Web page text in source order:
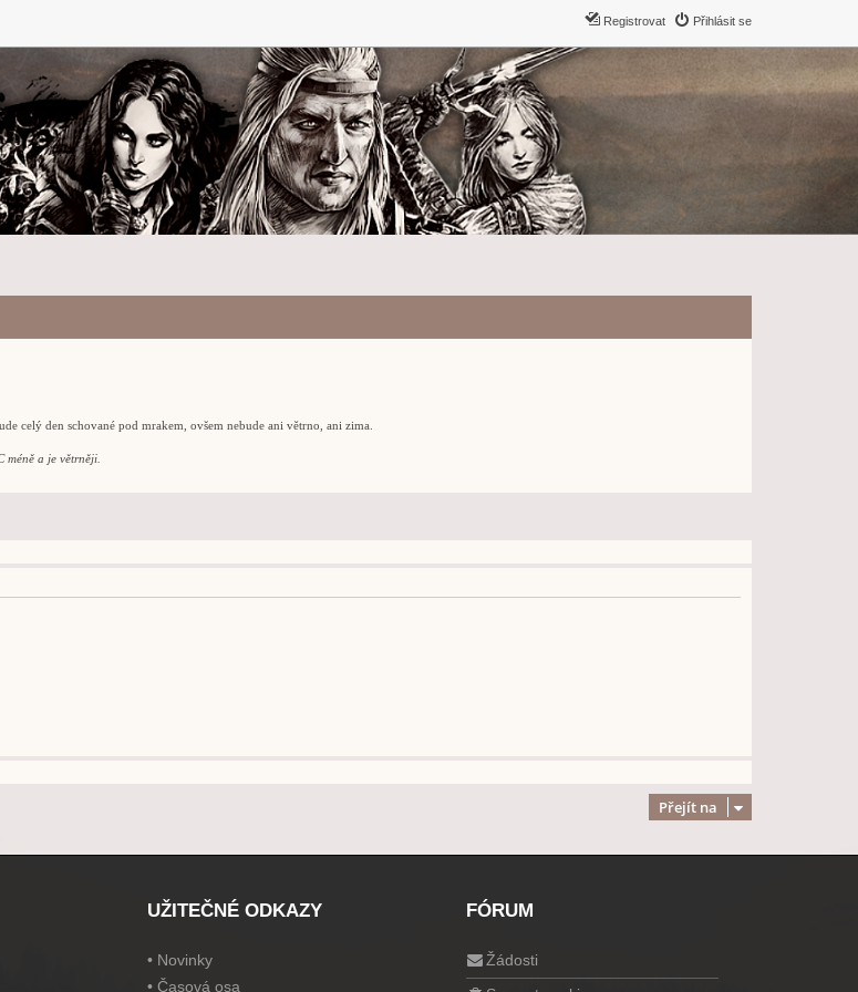
Přihlásit se
Registrovat
celý den schované pod mrakem, ovšem nebude ani větrno, ani zima.
méně a je větrněji.
Přejít na
UŽITEČNÉ ODKAZY
• Novinky
• Časová osa
FÓRUM
Žádosti